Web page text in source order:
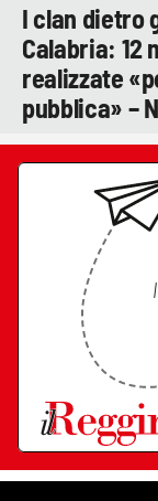
I clan dietro
Calabria: 12
realizzate
pubblica» –